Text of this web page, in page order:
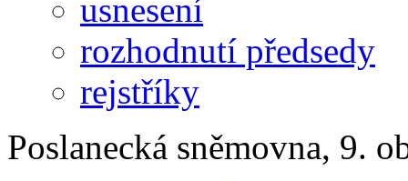
usnesení
rozhodnutí předsedy
rejstříky
Poslanecká sněmovna, 9.